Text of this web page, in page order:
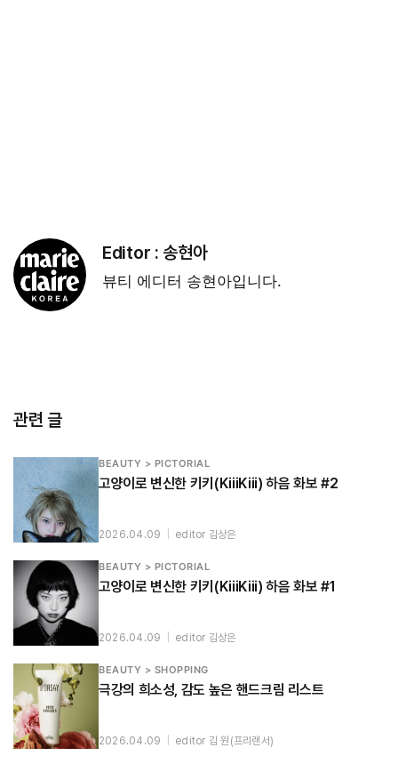
Editor : 송현아
뷰티 에디터 송현아입니다.
관련 글
BEAUTY > PICTORIAL
고양이로 변신한 키키(KiiiKiii) 하음 화보 #2
2026.04.09 editor 김상은
BEAUTY > PICTORIAL
고양이로 변신한 키키(KiiiKiii) 하음 화보 #1
2026.04.09 editor 김상은
BEAUTY > SHOPPING
극강의 희소성, 감도 높은 핸드크림 리스트
2026.04.09 editor 김 원(프리랜서)